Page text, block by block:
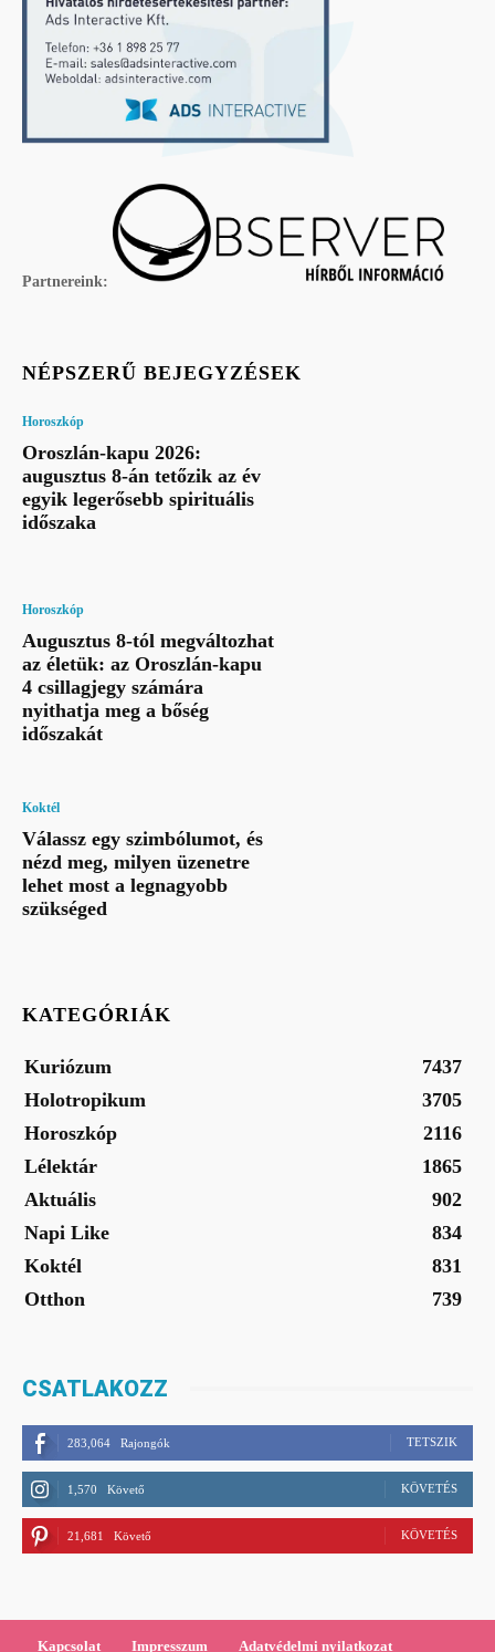
Partnereink:
NÉPSZERŰ BEJEGYZÉSEK
Horoszkóp
Oroszlán-kapu 2026:
augusztus 8-án tetőzik az év
egyik legerősebb spirituális
időszaka
Horoszkóp
Augusztus 8-tól megváltozhat
az életük: az Oroszlán-kapu
4 csillagjegy számára
nyithatja meg a bőség
időszakát
Koktél
Válassz egy szimbólumot, és
nézd meg, milyen üzenetre
lehet most a legnagyobb
szükséged
KATEGÓRIÁK
Kuriózum
7437
Holotropikum
3705
Horoszkóp
2116
Lélektár
1865
Aktuális
902
Napi Like
834
Koktél
831
Otthon
739
CSATLAKOZZ
283,064 Rajongók TETSZIK
1,570 Követő KÖVETÉS
21,681 Követő KÖVETÉS
Kapcsolat Impresszum Adatvédelmi nyilatkozat